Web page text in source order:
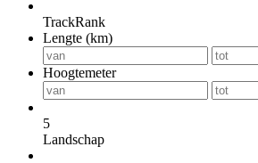
TrackRank
Lengte (km)
Hoogtemeter
5
Landschap